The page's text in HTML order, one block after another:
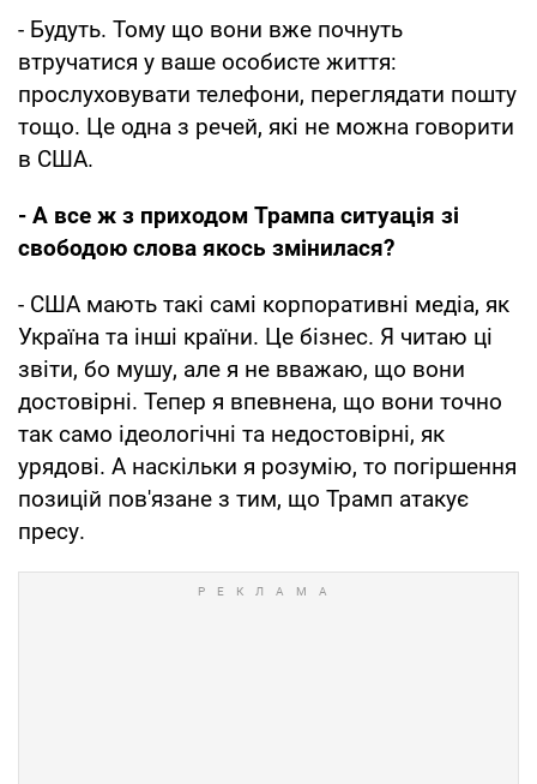
- Будуть. Тому що вони вже почнуть
втручатися у ваше особисте життя:
прослуховувати телефони, переглядати пошту
тощо. Це одна з речей, які не можна говорити
в США.
- А все ж з приходом Трампа ситуація зі
свободою слова якось змінилася?
- США мають такі самі корпоративні медіа, як
Україна та інші країни. Це бізнес. Я читаю ці
звіти, бо мушу, але я не вважаю, що вони
достовірні. Тепер я впевнена, що вони точно
так само ідеологічні та недостовірні, як
урядові. А наскільки я розумію, то погіршення
позицій пов'язане з тим, що Трамп атакує
пресу.